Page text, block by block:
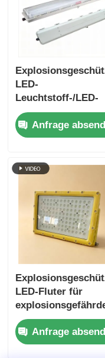
LED-
Leuchtstoff-/LED-
Linearlicht
Anfrage
LED-Fluter für
Bereiche mit
langlebiger
Konstruktion
Anfrage